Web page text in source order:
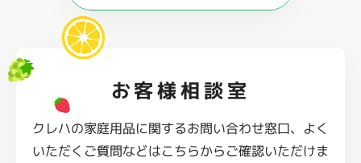
お客様相談室
クレハの家庭用品に関するお問い合わせ窓口、よく
いただくご質問などはこちらからご確認いただけま